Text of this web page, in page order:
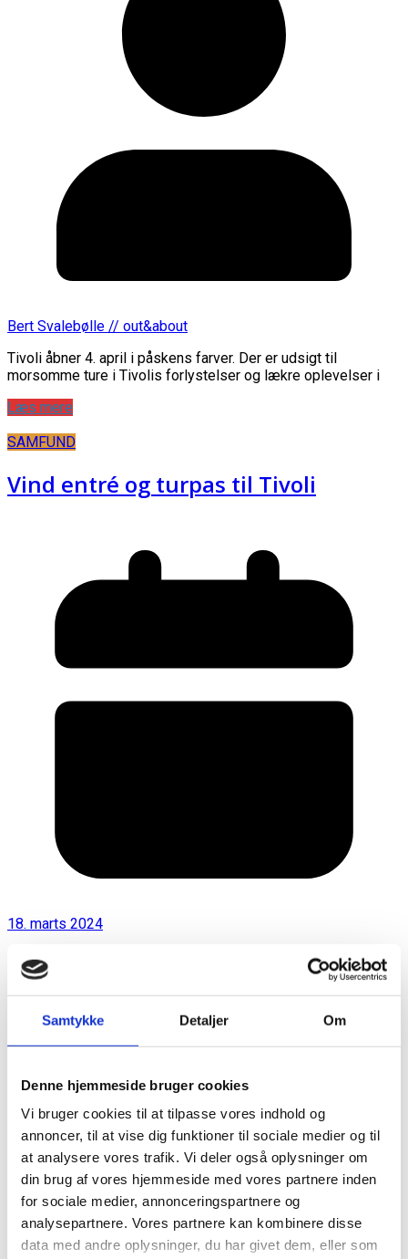
Samtykke Detaljer Om
Denne hjemmeside bruger cookies
Vi bruger cookies til at tilpasse vores indhold og
annoncer, til at vise dig funktioner til sociale medier og til
at analysere vores trafik. Vi deler også oplysninger om
din brug af vores hjemmeside med vores partnere inden
for sociale medier, annonceringspartnere og
analysepartnere. Vores partnere kan kombinere disse
data med andre oplysninger, du har givet dem, eller som
Bert Svalebølle // out&about
Tivoli åbner 4. april i påskens farver. Der er udsigt til
morsomme ture i Tivolis forlystelser og lækre oplevelser i
Læs mere
SAMFUND
Vind entré og turpas til Tivoli
18. marts 2024